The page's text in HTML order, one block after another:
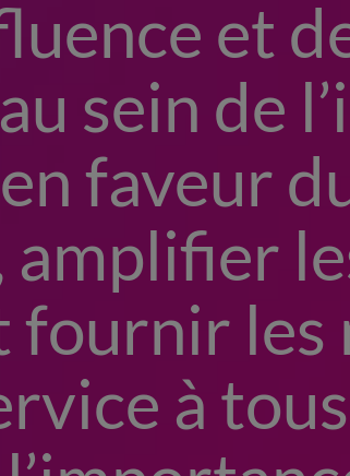
et
sein de
faveur
fournir les
à